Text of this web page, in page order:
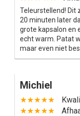
Teleurstellend! Dit
20 minuten later
grote kapsalon en
echt warm. Patat
maar even niet
Michiel
★★★★★
★★★★★